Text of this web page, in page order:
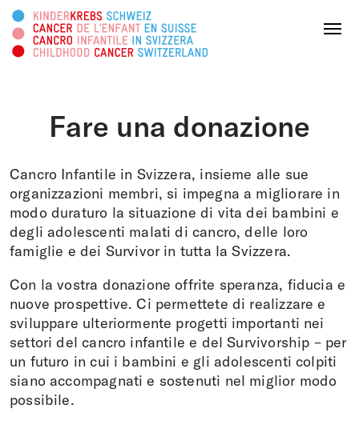
Menu
Chi siamo
Attività
Survivorship
Piattaforma informativa
Fare una donazione
DONATE ORA
IT DE
Cercare in questa pagina
Fare una donazione
Cancro Infantile in Svizzera, insieme alle sue
organizzazioni membri, si impegna a migliorare in
modo duraturo la situazione di vita dei bambini e
degli adolescenti malati di cancro, delle loro
famiglie e dei Survivor in tutta la Svizzera.
Con la vostra donazione offrite speranza, fiducia e
nuove prospettive. Ci permettete di realizzare e
sviluppare ulteriormente progetti importanti nei
settori del cancro infantile e del Survivorship – per
un futuro in cui i bambini e gli adolescenti colpiti
siano accompagnati e sostenuti nel miglior modo
possibile.